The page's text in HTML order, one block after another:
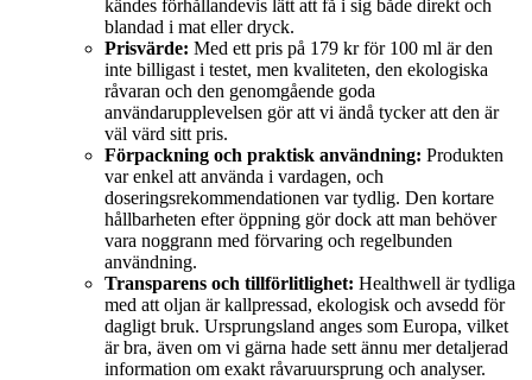
kändes förhållandevis lätt att få i sig både direkt och
blandad i mat eller dryck.
Prisvärde: Med ett pris på 179 kr för 100 ml är den
inte billigast i testet, men kvaliteten, den ekologiska
råvaran och den genomgående goda
användarupplevelsen gör att vi ändå tycker att den är
väl värd sitt pris.
Förpackning och praktisk användning: Produkten
var enkel att använda i vardagen, och
doseringsrekommendationen var tydlig. Den kortare
hållbarheten efter öppning gör dock att man behöver
vara noggrann med förvaring och regelbunden
användning.
Transparens och tillförlitlighet: Healthwell är tydliga
med att oljan är kallpressad, ekologisk och avsedd för
dagligt bruk. Ursprungsland anges som Europa, vilket
är bra, även om vi gärna hade sett ännu mer detaljerad
information om exakt råvaruursprung och analyser.